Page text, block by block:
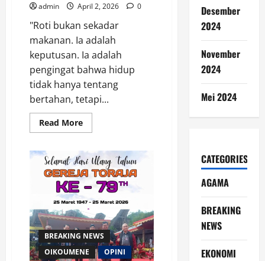
admin April 2, 2026 0
"Roti bukan sekadar
makanan. Ia adalah
keputusan. Ia adalah
pengingat bahwa hidup
tidak hanya tentang
bertahan, tetapi...
Read MoreRead
more
Novel
Roti
Terakhir
:
Menemukan
Kemanusiaan
di
Tengah
Kerakusan
Kota
BREAKING NEWS
OIKOUMENE
OPINI
Desember
2024
November
2024
Mei 2024
CATEGORIES
AGAMA
BREAKING
NEWS
EKONOMI